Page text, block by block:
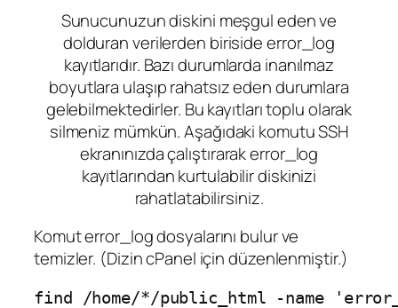
Sunucunuzun diskini meşgul eden ve
dolduran verilerden birisideerror_log
kayıtlarıdır. Bazı durumlarda inanılmaz
boyutlara ulaşıp rahatsız eden durumlara
gelebilmektedirler. Bu kayıtları toplu olarak
silmeniz mümkün. Aşağıdaki komutu SSH
ekranınızda çalıştırarak error_log
kayıtlarından kurtulabilir diskinizi
rahatlatabilirsiniz.
Komut error_log dosyalarını bulur ve
temizler. (Dizin cPanel için düzenlenmiştir.)
find /home/*/public_html -name